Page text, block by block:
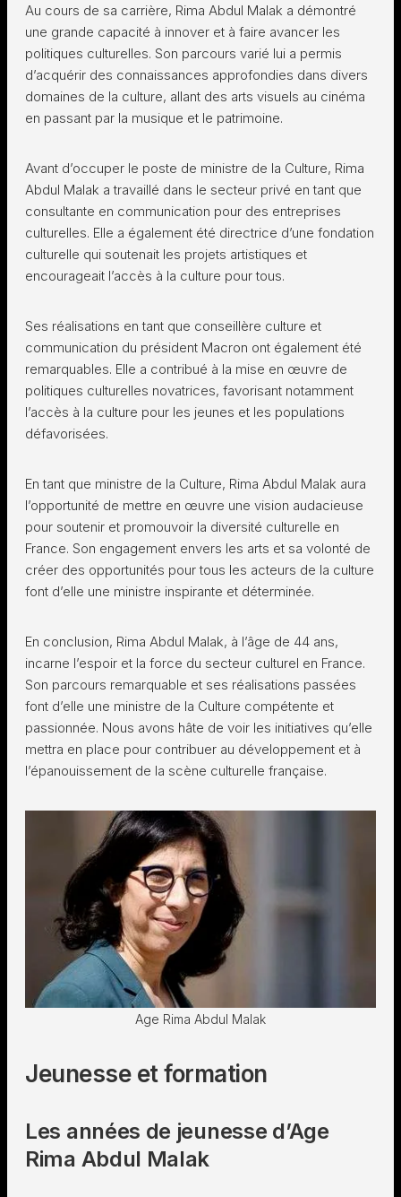
Au cours de sa carrière, Rima Abdul Malak a démontré
une grande capacité à innover et à faire avancer les
politiques culturelles. Son parcours varié lui a permis
d’acquérir des connaissances approfondies dans divers
domaines de la culture, allant des arts visuels au cinéma
en passant par la musique et le patrimoine.
Avant d’occuper le poste de ministre de la Culture, Rima
Abdul Malak a travaillé dans le secteur privé en tant que
consultante en communication pour des entreprises
culturelles. Elle a également été directrice d’une fondation
culturelle qui soutenait les projets artistiques et
encourageait l’accès à la culture pour tous.
Ses réalisations en tant que conseillère culture et
communication du président Macron ont également été
remarquables. Elle a contribué à la mise en œuvre de
politiques culturelles novatrices, favorisant notamment
l’accès à la culture pour les jeunes et les populations
défavorisées.
En tant que ministre de la Culture, Rima Abdul Malak aura
l’opportunité de mettre en œuvre une vision audacieuse
pour soutenir et promouvoir la diversité culturelle en
France. Son engagement envers les arts et sa volonté de
créer des opportunités pour tous les acteurs de la culture
font d’elle une ministre inspirante et déterminée.
En conclusion, Rima Abdul Malak, à l’âge de 44 ans,
incarne l’espoir et la force du secteur culturel en France.
Son parcours remarquable et ses réalisations passées
font d’elle une ministre de la Culture compétente et
passionnée. Nous avons hâte de voir les initiatives qu’elle
mettra en place pour contribuer au développement et à
l’épanouissement de la scène culturelle française.
Age Rima Abdul Malak
Jeunesse et formation
Les années de jeunesse d’Age
Rima Abdul Malak